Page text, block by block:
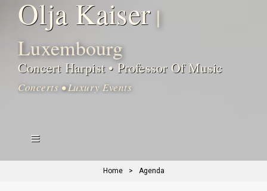
Olja Kaiser
Concert Harpist • Professor Of Music
Home > Agenda